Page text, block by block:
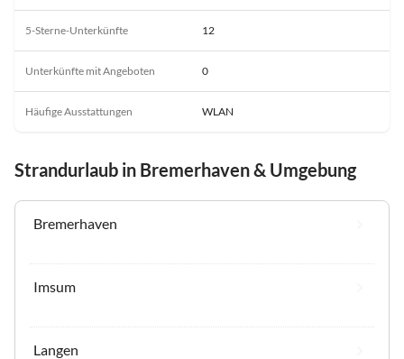
5-Sterne-Unterkünfte 12
Unterkünfte mit Angeboten 0
Häufige Ausstattungen WLAN
Strandurlaub in Bremerhaven & Umgebung
Bremerhaven
Imsum
Langen